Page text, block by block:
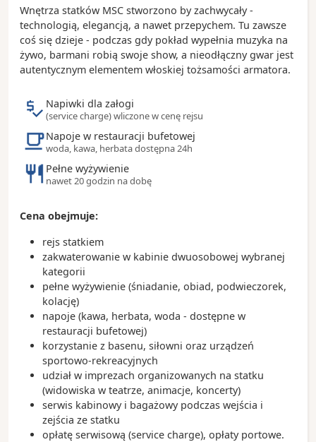
kolejką linową aby rozkoszować się najpiękniejszym
widokiem na Barcelonę
Ciekawostki:
- tapas są idealne na mniejszy i większy głód - do
sardynki, mule i wiele innych minidań idealnych do
dzielenia się
serrano; paella, która najlepiej smakuje w Hiszpanii,
a na deser polecamy klasyczne churros lub crema
catalana
Wnętrza statków MSC stworzono by zachwycały -
technologią, elegancją, a nawet przepychem. Tu zawsze
coś się dzieje - podczas gdy pokład wypełnia muzyka na
żywo, barmani robią swoje show, a nieodłączny gwar jest
autentycznym elementem włoskiej tożsamości armatora.
Napiwki dla załogi
(service charge) wliczone w cenę rejsu
Napoje w restauracji bufetowej
woda, kawa, herbata dostępna 24h
Pełne wyżywienie
nawet 20 godzin na dobę
Cena obejmuje:
rejs statkiem
zakwaterowanie w kabinie dwuosobowej wybranej
kategorii
pełne wyżywienie (śniadanie, obiad, podwieczorek,
kolację)
napoje (kawa, herbata, woda - dostępne w
restauracji bufetowej)
korzystanie z basenu, siłowni oraz urządzeń
sportowo-rekreacyjnych
udział w imprezach organizowanych na statku
(widowiska w teatrze, animacje, koncerty)
serwis kabinowy i bagażowy podczas wejścia i
zejścia ze statku
opłatę serwisową (service charge), opłaty portowe.